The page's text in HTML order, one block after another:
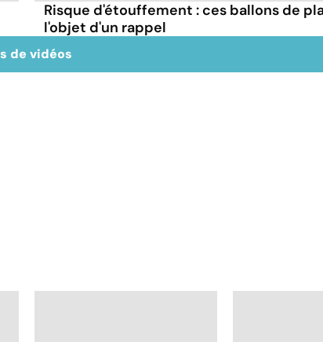
Risque d'étouffement : ces ballons de
l'objet d'un rappel
de vidéos